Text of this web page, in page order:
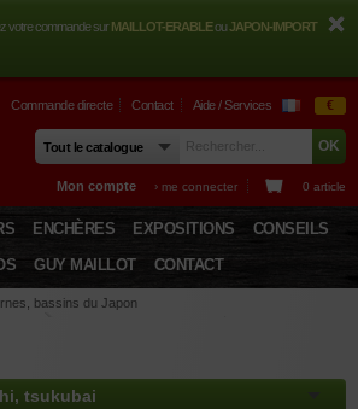
votre commande surMAILLOT-ERABLEouJAPON-IMPORT
Commande directe Contact Aide / Services €
Mon compte › me connecter 0 article
ENCHÈRES EXPOSITIONS
CONSEILS
GUY MAILLOT CONTACT
bassins du Japon